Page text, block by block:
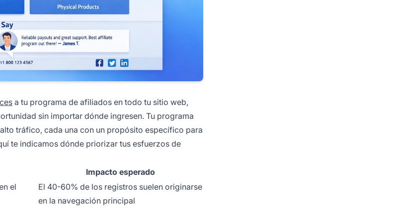
a tu programa de afiliados en todo tu sitio web,
sin importar dónde ingresen. Tu programa
tráfico, cada una con un propósito específico para
te indicamos dónde priorizar tus esfuerzos de
Impacto esperado
el
El 40-60% de los registros suelen originarse
en la navegación principal